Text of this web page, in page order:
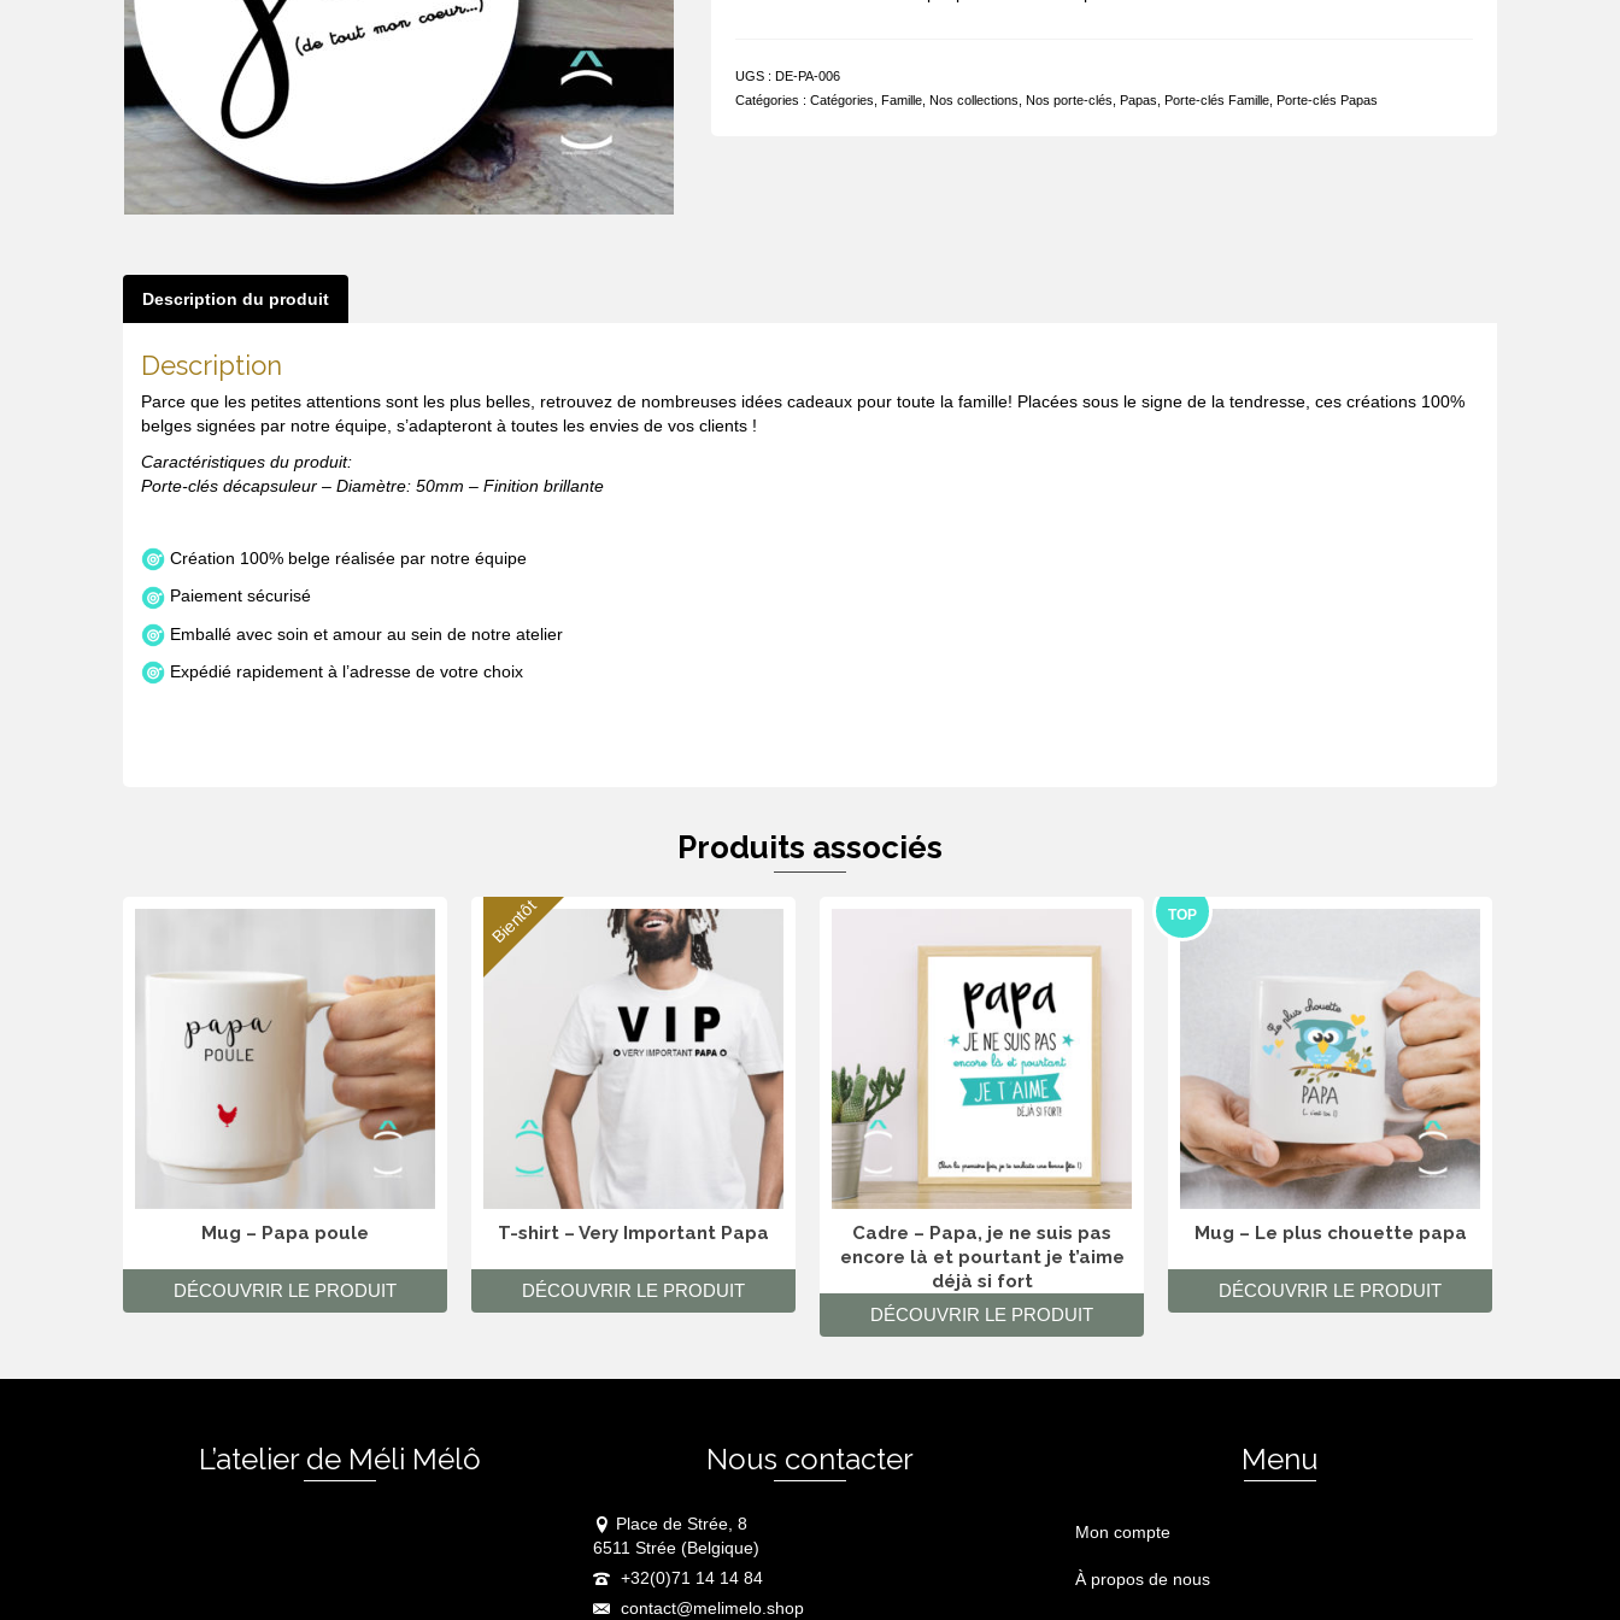
UGS : DE-PA-006
Catégories : Catégories Famille, Nos collections Nos porte-clés Papas Porte-clés Famille, Porte-clés Papas
Description du produit
Description
Parce que les petites attentions sont les plus belles, retrouvez de nombreuses idées cadeaux pour toute la famille! Placées sous le signe de la tendresse, ces créations 100%
belges signées par notre équipe, s’adapteront à toutes les envies de vos clients !
Caractéristiques du produit:
Porte-clés décapsuleur – Diamètre: 50mm – Finition brillante
Création 100% belge réalisée par notre équipe
Paiement sécurisé
Emballé avec soin et amour au sein de notre atelier
Expédié rapidement à l’adresse de votre choix
Produits associés
Mug – Papa poule
DÉCOUVRIR LE PRODUIT
Bientôt
T-shirt – Very Important Papa
DÉCOUVRIR LE PRODUIT
choisies
la
page
Cadre – Papa, je ne suis pas
encore là et pourtant je t’aime
déjà si fort
DÉCOUVRIR LE PRODUIT
TOP
Mug – Le plus chouette papa
DÉCOUVRIR LE PRODUIT
L’atelier de Méli Mélô Nous contacter
Place de Strée, 8
6511 Strée (Belgique)
+32(0)71 14 14 84
contact@melimelo.shop
Menu
Mon compte
À propos de nous